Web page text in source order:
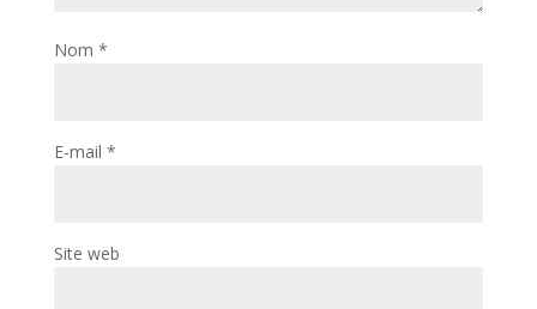
Nom *
E-mail *
Site web